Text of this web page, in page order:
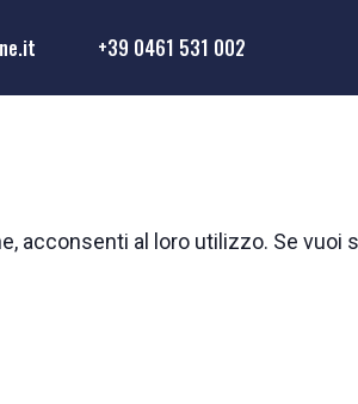
+39 0461 531 002
acconsenti al loro utilizzo. Se vuoi